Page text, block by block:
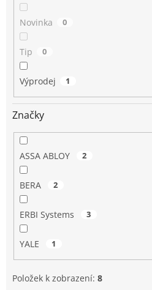
Novinka 0
Tip 0
Výprodej 1
Značky
ASSA ABLOY 2
BERA 2
ERBI Systems 3
YALE 1
Položek k zobrazení: 8